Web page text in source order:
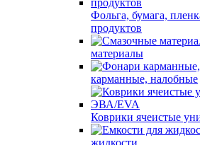
Фольга, бумага,
продуктов
материалы
карманные, налобные
Коврики ячеистые
жидкости